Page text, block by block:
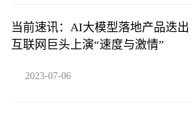
当前速讯：AI大模型落地产品迭出
互联网巨头上演“速度与激情”
2023-07-06